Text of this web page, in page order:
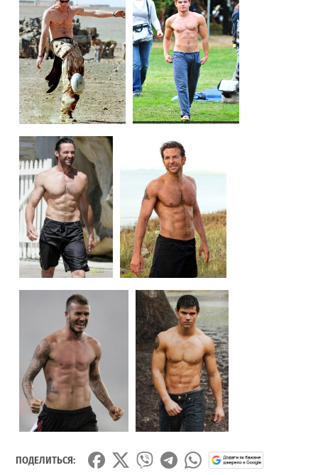
ПОДЕЛИТЬСЯ: